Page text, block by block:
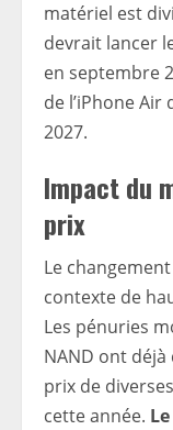
matériel est
devrait lancer
en septembre
de l’iPhone
2027.
Impact du
prix
Le
contexte de
Les pénuries
NAND ont
prix de
cette année.